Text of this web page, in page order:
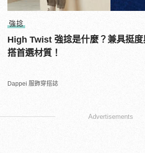
強捻
High Twist 強捻是什麼？兼具挺
搭首選材質！
Dappei 服飾穿搭誌
Advertisements